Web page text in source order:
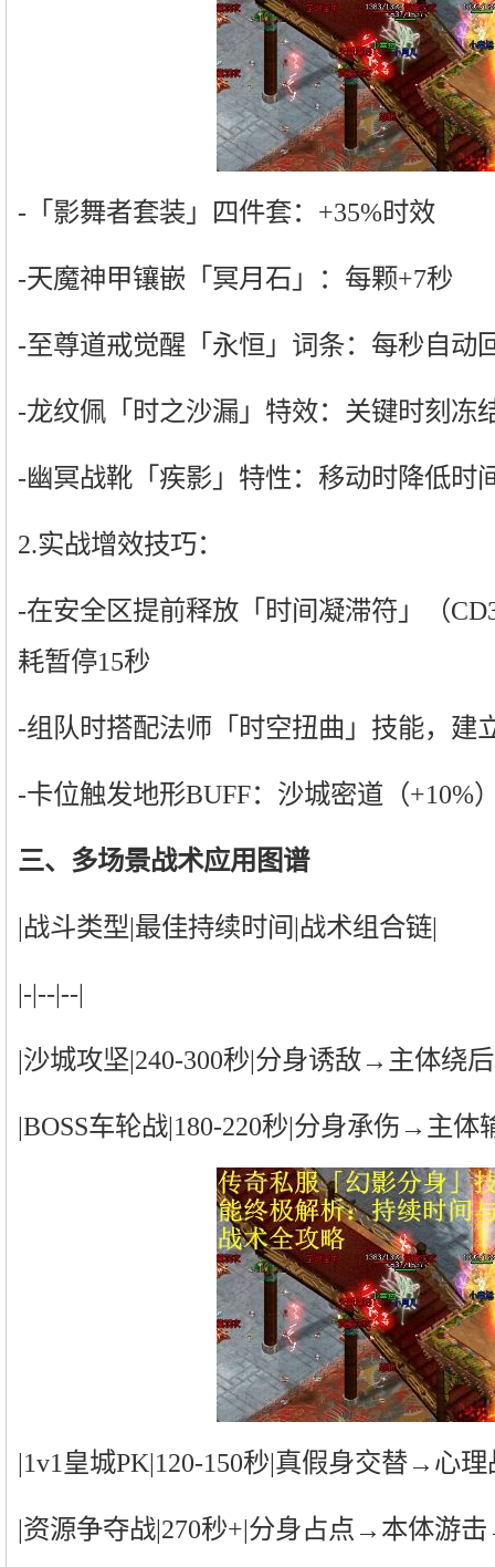
-「影舞者套装」四件套：+35%时效
-天魔神甲镶嵌「冥月石」：每颗+7秒
-至尊道戒觉醒「永恒」词条：每秒自动
-龙纹佩「时之沙漏」特效：关键时刻冻
-幽冥战靴「疾影」特性：移动时降低时
2.实战增效技巧：
-在安全区提前释放「时间凝滞符」（
耗暂停15秒
-组队时搭配法师「时空扭曲」技能，建
-卡位触发地形BUFF：沙城密道（+10%
三、多场景战术应用图谱
|战斗类型|最佳持续时间|战术组合链|
|-|--|--|
|沙城攻坚|240-300秒|分身诱敌→主体绕
|BOSS车轮战|180-220秒|分身承伤→主
|1v1皇城PK|120-150秒|真假身交替→心
|资源争夺战|270秒+|分身占点→本体游